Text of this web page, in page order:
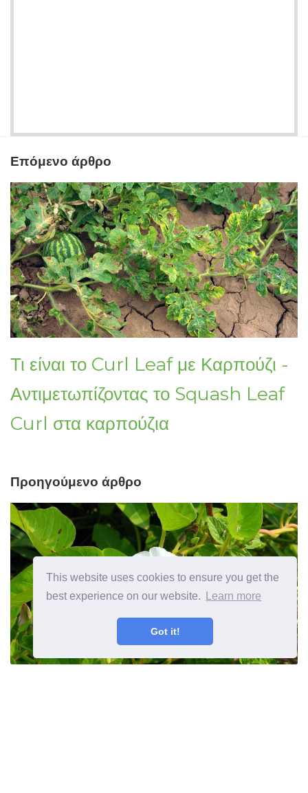
This website uses cookies to ensure you get the
best experience on our website.
Learn more
Got it!
Επόμενο άρθρο
Τι είναι το Curl Leaf με Καρπούζι -
Αντιμετωπίζοντας το Squash Leaf
Curl στα καρπούζια
Προηγούμενο άρθρο